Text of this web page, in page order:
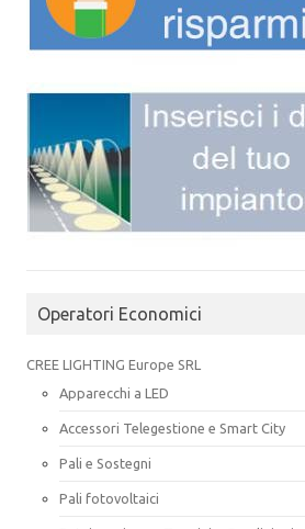
Operatori Economici
CREE LIGHTING Europe SRL
Apparecchi a LED
Accessori Telegestione e Smart City
Pali e Sostegni
Pali fotovoltaici